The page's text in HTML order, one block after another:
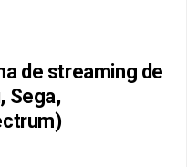
de streaming de
Sega,